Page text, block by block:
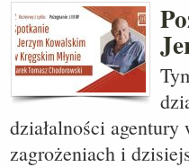
działalności
zagrożeniach i